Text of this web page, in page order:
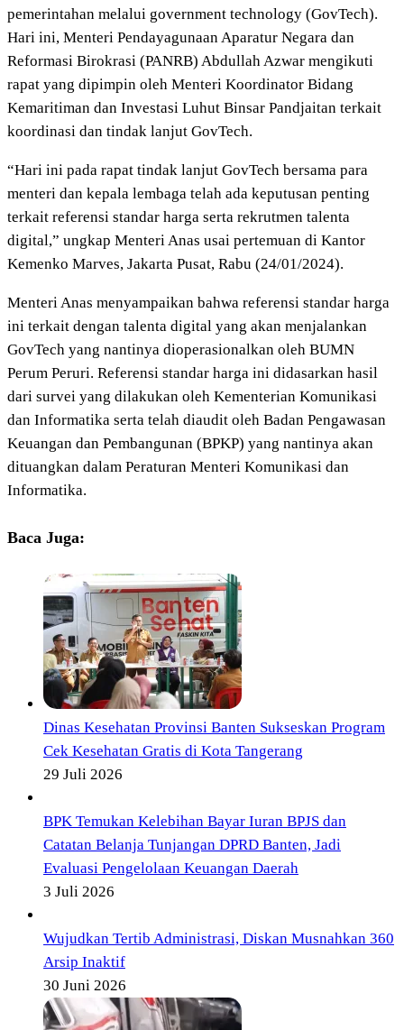
pemerintahan melalui government technology (GovTech).
Hari ini, Menteri Pendayagunaan Aparatur Negara dan
Reformasi Birokrasi (PANRB) Abdullah Azwar mengikuti
rapat yang dipimpin oleh Menteri Koordinator Bidang
Kemaritiman dan Investasi Luhut Binsar Pandjaitan terkait
koordinasi dan tindak lanjut GovTech.
“Hari ini pada rapat tindak lanjut GovTech bersama para
menteri dan kepala lembaga telah ada keputusan penting
terkait referensi standar harga serta rekrutmen talenta
digital,” ungkap Menteri Anas usai pertemuan di Kantor
Kemenko Marves, Jakarta Pusat, Rabu (24/01/2024).
Menteri Anas menyampaikan bahwa referensi standar harga
ini terkait dengan talenta digital yang akan menjalankan
GovTech yang nantinya dioperasionalkan oleh BUMN
Perum Peruri. Referensi standar harga ini didasarkan hasil
dari survei yang dilakukan oleh Kementerian Komunikasi
dan Informatika serta telah diaudit oleh Badan Pengawasan
Keuangan dan Pembangunan (BPKP) yang nantinya akan
dituangkan dalam Peraturan Menteri Komunikasi dan
Informatika.
Baca Juga:
Dinas Kesehatan Provinsi Banten Sukseskan Program
Cek Kesehatan Gratis di Kota Tangerang
29 Juli 2026
BPK Temukan Kelebihan Bayar Iuran BPJS dan
Catatan Belanja Tunjangan DPRD Banten, Jadi
Evaluasi Pengelolaan Keuangan Daerah
3 Juli 2026
Wujudkan Tertib Administrasi, Diskan Musnahkan 360
Arsip Inaktif
30 Juni 2026